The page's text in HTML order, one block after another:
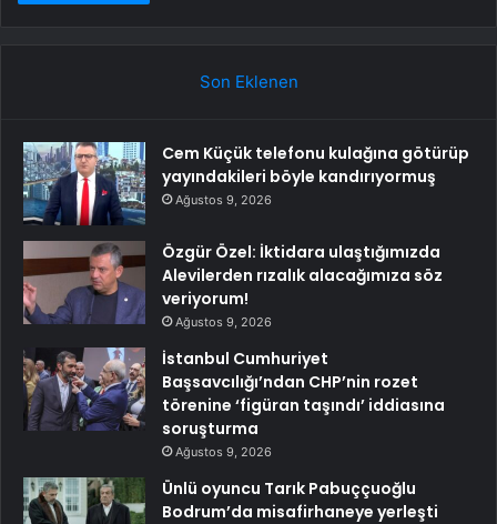
Son Eklenen
Cem Küçük telefonu kulağına götürüp
yayındakileri böyle kandırıyormuş
Ağustos 9, 2026
Özgür Özel: İktidara ulaştığımızda
Alevilerden rızalık alacağımıza söz
veriyorum!
Ağustos 9, 2026
İstanbul Cumhuriyet
Başsavcılığı’ndan CHP’nin rozet
törenine ‘figüran taşındı’ iddiasına
soruşturma
Ağustos 9, 2026
Ünlü oyuncu Tarık Pabuççuoğlu
Bodrum’da misafirhaneye yerleşti